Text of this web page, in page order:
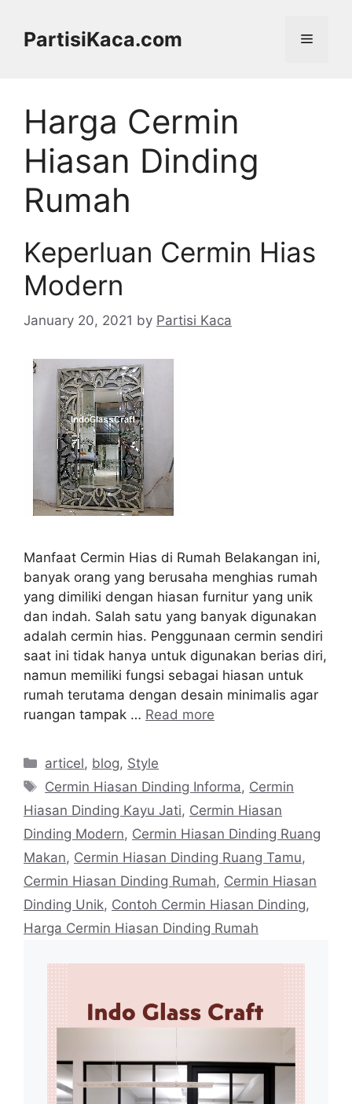
contentPartisiKaca.com Menu
Harga Cermin
Hiasan Dinding
Rumah
Keperluan Cermin Hias
Modern
January 20, 2021 by Partisi Kaca
Manfaat Cermin Hias di Rumah Belakangan ini,
banyak orang yang berusaha menghias rumah
yang dimiliki dengan hiasan furnitur yang unik
dan indah. Salah satu yang banyak digunakan
adalah cermin hias. Penggunaan cermin sendiri
saat ini tidak hanya untuk digunakan berias diri,
namun memiliki fungsi sebagai hiasan untuk
rumah terutama dengan desain minimalis agar
ruangan tampak … Read more
Categories
articel, blog, Style
Tags
Cermin Hiasan Dinding Informa, Cermin
Hiasan Dinding Kayu Jati, Cermin Hiasan
Dinding Modern, Cermin Hiasan Dinding Ruang
Makan, Cermin Hiasan Dinding Ruang Tamu,
Cermin Hiasan Dinding Rumah, Cermin Hiasan
Dinding Unik, Contoh Cermin Hiasan Dinding,
Harga Cermin Hiasan Dinding Rumah